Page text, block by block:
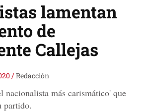
lamentan
de
Callejas
/Redacción
nacionalista más carismático' que
partido.